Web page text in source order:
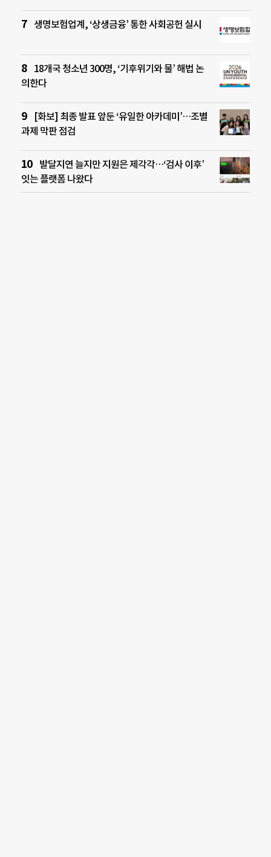
생명보험업계, ‘상생금융’ 통한 사회공헌 실시
18개국 청소년 300명, ‘기후위기와 물’ 해법 논
의한다
[화보] 최종 발표 앞둔 ‘유일한 아카데미’…조별
과제 막판 점검
발달지연 늘지만 지원은 제각각…‘검사 이후’
잇는 플랫폼 나왔다